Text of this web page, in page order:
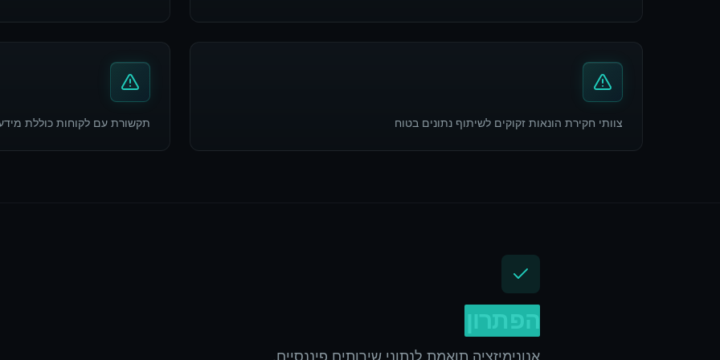
צוותי חקירת הונאות זקוקים לשיתוף נתונים בטוח תקשורת עם לקוחות כוללת מידע
אנונימיזציה תואמת לנתוני שירותים פיננסיים.